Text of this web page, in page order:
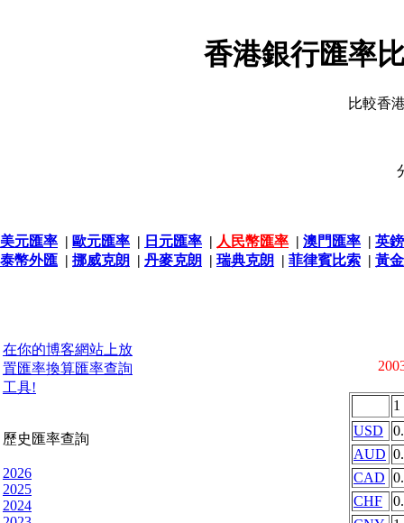
香港銀行匯率
比較香
美元匯率 | 歐元匯率 | 日元匯率 | 人民幣匯率 | 澳門匯率 | 英
泰幣外匯 | 挪威克朗 | 丹麥克朗 | 瑞典克朗 | 菲律賓比索 | 黃
在你的博客網站上放
置匯率換算匯率查詢
工具!
歷史匯率查詢
2026
2025
2024
1
USD
AUD
CAD
CHF